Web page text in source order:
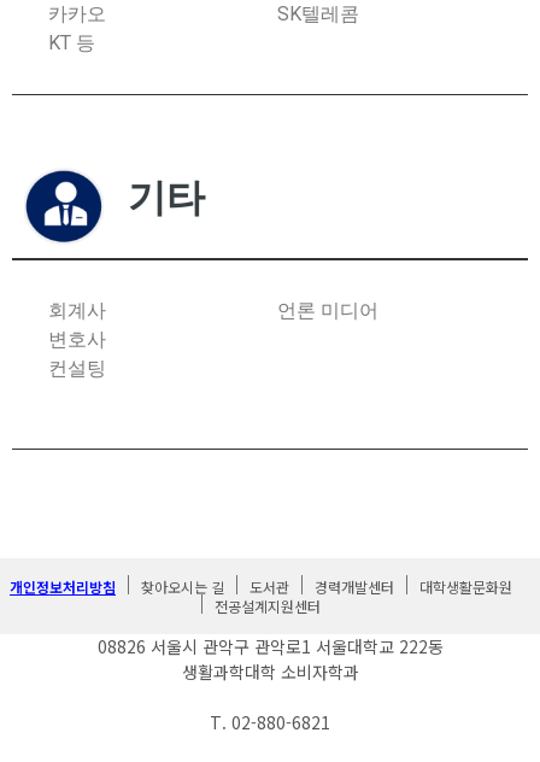
카카오
KT 등
SK텔레콤
기타
회계사
변호사
컨설팅
언론 미디어
개인정보처리방침 찾아오시는 길 도서관 경력개발센터
대학생활문화원
전공설계지원센터
08826 서울시 관악구 관악로1 서울대학교 222동
생활과학대학 소비자학과
T. 02-880-6821